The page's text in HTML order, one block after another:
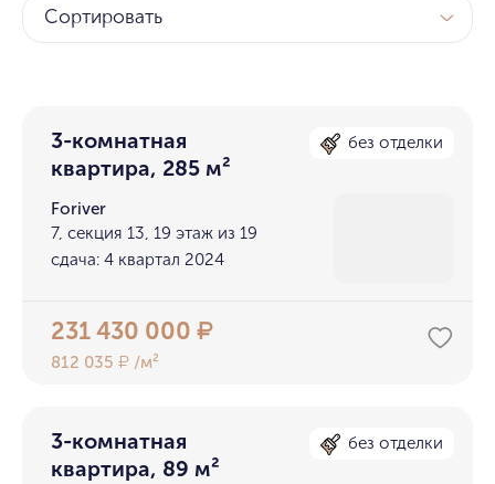
Сортировать
3-комнатная
квартира, 285 м²
без отделки
Foriver
7, секция 13, 19 этаж из 19
сдача: 4 квартал 2024
231 430 000₽
812 035₽ /м²
3-комнатная
квартира, 89 м²
без отделки